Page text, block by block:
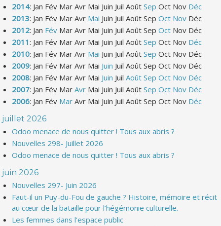
2014: Jan Fév Mar Avr Mai Juin Juil Août Sep Oct Nov Déc
2013: Jan Fév Mar Avr Mai Juin Juil Août Sep Oct Nov Déc
2012: Jan Fév Mar Avr Mai Juin Juil Août Sep Oct Nov Déc
2011: Jan Fév Mar Avr Mai Juin Juil Août Sep Oct Nov Déc
2010: Jan Fév Mar Avr Mai Juin Juil Août Sep Oct Nov Déc
2009: Jan Fév Mar Avr Mai Juin Juil Août Sep Oct Nov Déc
2008: Jan Fév Mar Avr Mai Juin Juil Août Sep Oct Nov Déc
2007: Jan Fév Mar Avr Mai Juin Juil Août Sep Oct Nov Déc
2006: Jan Fév Mar Avr Mai Juin Juil Août Sep Oct Nov Déc
juillet 2026
Odoo menace de nous quitter ! Tous aux abris ?
Nouvelles 298- Juillet 2026
Odoo menace de nous quitter ! Tous aux abris ?
juin 2026
Nouvelles 297- Juin 2026
Faut-il un Puy-du-Fou de gauche ? Histoire, mémoire et récit
au cœur de la bataille pour l’hégémonie culturelle.
Les femmes dans l’espace public